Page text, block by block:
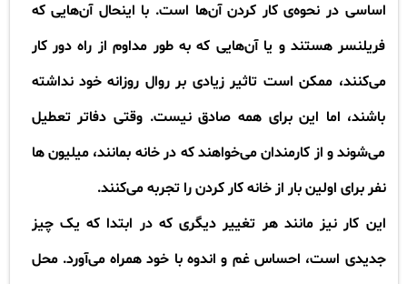
اساسی در نحوه‌ی کار کردن آن‌ها است. با اینحال آن‌هایی که
فریلنسر هستند و یا آن‌هایی که به طور مداوم از راه دور کار
می‌کنند، ممکن است تاثیر زیادی بر روال روزانه خود نداشته
باشند، اما این برای همه صادق نیست. وقتی دفاتر تعطیل
می‌شوند و از کارمندان می‌خواهند که در خانه بمانند، میلیون ها
نفر برای اولین بار از خانه کار کردن را تجربه می‌کنند.
این کار نیز مانند هر تغییر دیگری که در ابتدا که یک چیز
جدیدی است، احساس غم و اندوه با خود همراه می‌آورد. محل